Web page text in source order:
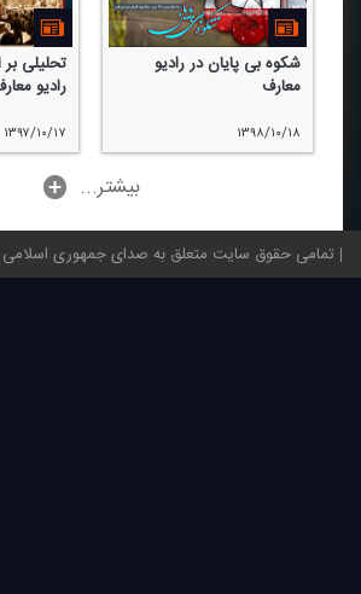
شكوه بی پایان در رادیو
معارف
۱۳۹۸/۱۰/۱۸
رادیو
۱۳۹۷/۱۰/۱۷
...بیشتر
تمامی حقوق سایت متعلق به صدای جمهوری